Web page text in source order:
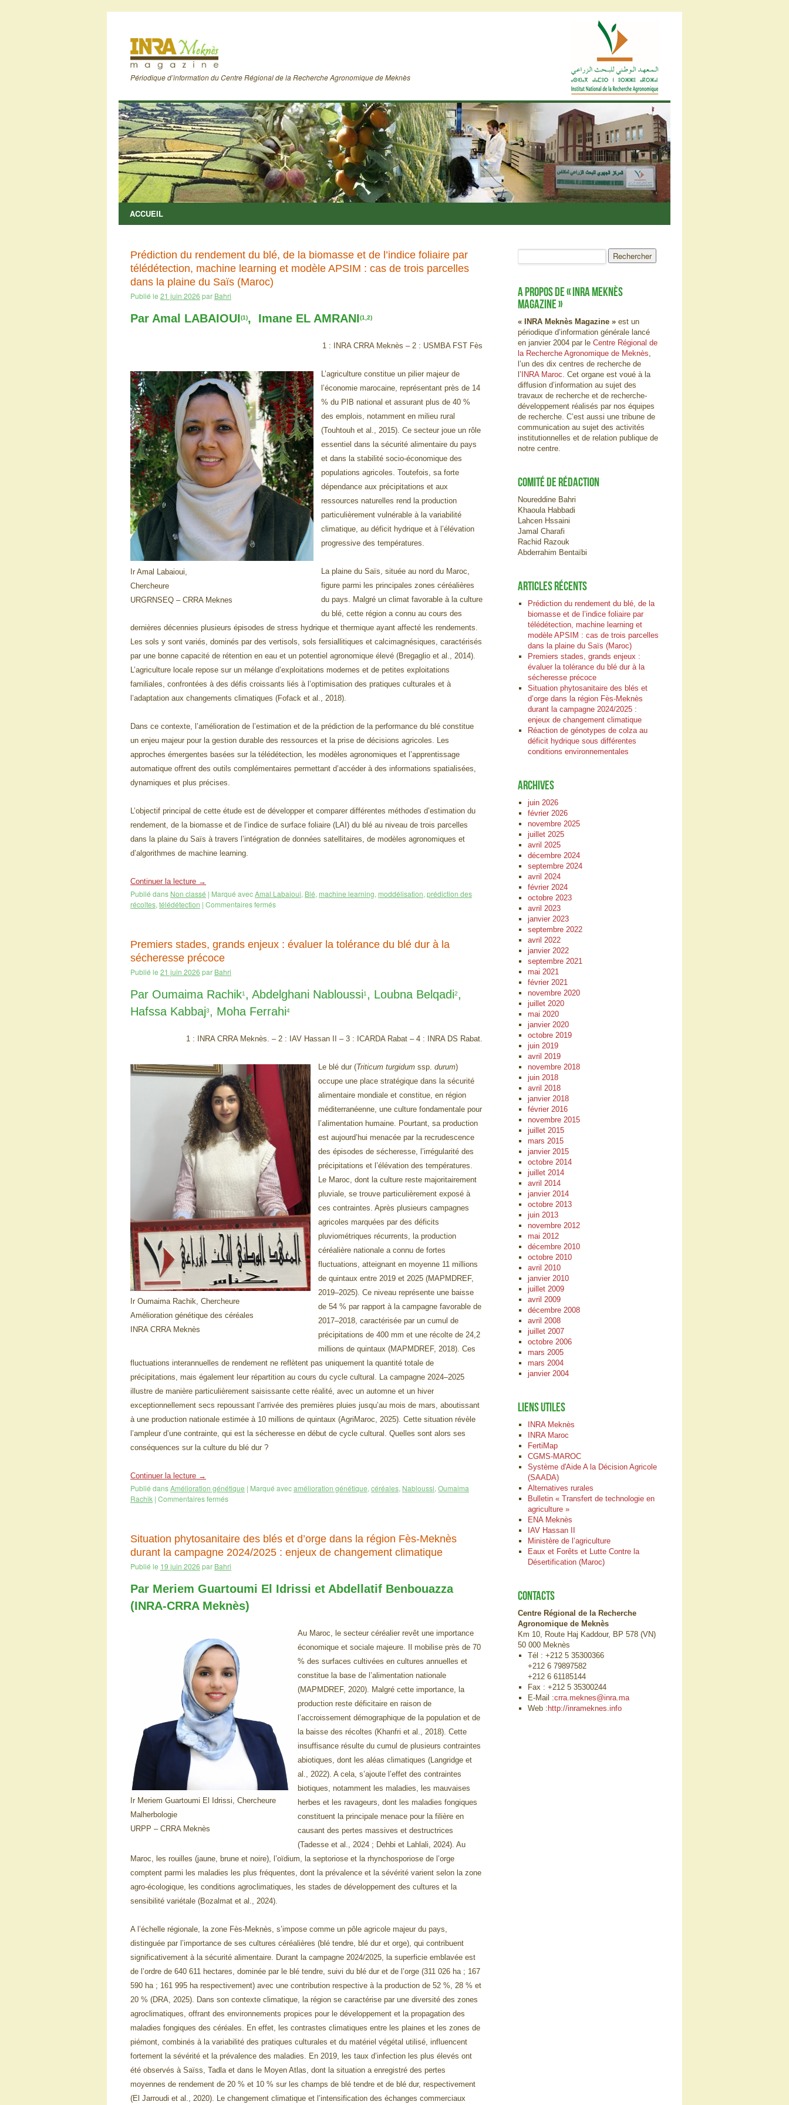
Périodique d’information du Centre Régional de la Recherche Agronomique de Meknès
ACCUEIL
Prédiction du rendement du blé, de la biomasse et de l’indice foliaire par
télédétection, machine learning et modèle APSIM : cas de trois parcelles
dans la plaine du Saïs (Maroc)
Publié le 21 juin 2026 par Bahri
Par Amal LABAIOUI(1), Imane EL AMRANI(1,2)
1 : INRA CRRA Meknès – 2 : USMBA FST Fès
Ir Amal Labaioui,
Chercheure
URGRNSEQ – CRRA Meknes
L’agriculture constitue un pilier majeur de
l’économie marocaine, représentant près de 14
% du PIB national et assurant plus de 40 %
des emplois, notamment en milieu rural
(Touhtouh et al., 2015). Ce secteur joue un rôle
essentiel dans la sécurité alimentaire du pays
et dans la stabilité socio-économique des
populations agricoles. Toutefois, sa forte
dépendance aux précipitations et aux
ressources naturelles rend la production
particulièrement vulnérable à la variabilité
climatique, au déficit hydrique et à l’élévation
progressive des températures.
La plaine du Saïs, située au nord du Maroc,
figure parmi les principales zones céréalières
du pays. Malgré un climat favorable à la culture
du blé, cette région a connu au cours des
dernières décennies plusieurs épisodes de stress hydrique et thermique ayant affecté les rendements.
Les sols y sont variés, dominés par des vertisols, sols fersiallitiques et calcimagnésiques, caractérisés
par une bonne capacité de rétention en eau et un potentiel agronomique élevé (Bregaglio et al., 2014).
L’agriculture locale repose sur un mélange d’exploitations modernes et de petites exploitations
familiales, confrontées à des défis croissants liés à l’optimisation des pratiques culturales et à
l’adaptation aux changements climatiques (Fofack et al., 2018).
Dans ce contexte, l’amélioration de l’estimation et de la prédiction de la performance du blé constitue
un enjeu majeur pour la gestion durable des ressources et la prise de décisions agricoles. Les
approches émergentes basées sur la télédétection, les modèles agronomiques et l’apprentissage
automatique offrent des outils complémentaires permettant d’accéder à des informations spatialisées,
dynamiques et plus précises.
L’objectif principal de cette étude est de développer et comparer différentes méthodes d’estimation du
rendement, de la biomasse et de l’indice de surface foliaire (LAI) du blé au niveau de trois parcelles
dans la plaine du Saïs à travers l’intégration de données satellitaires, de modèles agronomiques et
d’algorithmes de machine learning.
Continuer la lecture →
Publié dans Non classé | Marqué avecAmal Labaioui, Blé, machine learning, moddélisation, prédiction des
récoltes, télédétection | Commentaires fermés
Premiers stades, grands enjeux : évaluer la tolérance du blé dur à la
sécheresse précoce
Publié le 21 juin 2026 par Bahri
Par Oumaima Rachik1 , Abdelghani Nabloussi1 , Loubna Belqadi2,
Hafssa Kabbaj3, Moha Ferrahi4
1 : INRA CRRA Meknès. – 2 : IAV Hassan II – 3 : ICARDA Rabat – 4 : INRA DS Rabat.
Ir Oumaima Rachik, Chercheure
Amélioration génétique des céréales
INRA CRRA Meknès
Le blé dur (Triticum turgidum ssp. durum)
occupe une place stratégique dans la sécurité
alimentaire mondiale et constitue, en région
méditerranéenne, une culture fondamentale pour
l’alimentation humaine. Pourtant, sa production
est aujourd’hui menacée par la recrudescence
des épisodes de sécheresse, l’irrégularité des
précipitations et l’élévation des températures.
Le Maroc, dont la culture reste majoritairement
pluviale, se trouve particulièrement exposé à
ces contraintes. Après plusieurs campagnes
agricoles marquées par des déficits
pluviométriques récurrents, la production
céréalière nationale a connu de fortes
fluctuations, atteignant en moyenne 11 millions
de quintaux entre 2019 et 2025 (MAPMDREF,
2019–2025). Ce niveau représente une baisse
de 54 % par rapport à la campagne favorable de
2017–2018, caractérisée par un cumul de
précipitations de 400 mm et une récolte de 24,2
millions de quintaux (MAPMDREF, 2018). Ces
fluctuations interannuelles de rendement ne reflètent pas uniquement la quantité totale de
précipitations, mais également leur répartition au cours du cycle cultural. La campagne 2024–2025
illustre de manière particulièrement saisissante cette réalité, avec un automne et un hiver
exceptionnellement secs repoussant l’arrivée des premières pluies jusqu’au mois de mars, aboutissant
à une production nationale estimée à 10 millions de quintaux (AgriMaroc, 2025). Cette situation révèle
l’ampleur d’une contrainte, qui est la sécheresse en début de cycle cultural. Quelles sont alors ses
conséquences sur la culture du blé dur ?
Continuer la lecture →
Publié dansAmélioration génétique | Marqué avecamélioration génétique, céréales, Nabloussi, Oumaima
Rachik | Commentaires fermés
Situation phytosanitaire des blés et d’orge dans la région Fès-Meknès
durant la campagne 2024/2025 : enjeux de changement climatique
Publié le 19 juin 2026 par Bahri
Par Meriem Guartoumi El Idrissi et Abdellatif Benbouazza
(INRA-CRRA Meknès)
Ir Meriem Guartoumi El Idrissi, Chercheure
Malherbologie
URPP – CRRA Meknès
Au Maroc, le secteur céréalier revêt une importance
économique et sociale majeure. Il mobilise près de 70
% des surfaces cultivées en cultures annuelles et
constitue la base de l’alimentation nationale
(MAPMDREF, 2020). Malgré cette importance, la
production reste déficitaire en raison de
l’accroissement démographique de la population et de
la baisse des récoltes (Khanfri et al., 2018). Cette
insuffisance résulte du cumul de plusieurs contraintes
abiotiques, dont les aléas climatiques (Langridge et
al., 2022). A cela, s’ajoute l’effet des contraintes
biotiques, notamment les maladies, les mauvaises
herbes et les ravageurs, dont les maladies fongiques
constituent la principale menace pour la filière en
causant des pertes massives et destructrices
(Tadesse et al., 2024 ; Dehbi et Lahlali, 2024). Au
Maroc, les rouilles (jaune, brune et noire), l’oïdium, la septoriose et la rhynchosporiose de l’orge
comptent parmi les maladies les plus fréquentes, dont la prévalence et la sévérité varient selon la zone
agro-écologique, les conditions agroclimatiques, les stades de développement des cultures et la
sensibilité variétale (Bozalmat et al., 2024).
A l’échelle régionale, la zone Fès‑Meknès, s’impose comme un pôle agricole majeur du pays,
distinguée par l’importance de ses cultures céréalières (blé tendre, blé dur et orge), qui contribuent
significativement à la sécurité alimentaire. Durant la campagne 2024/2025, la superficie emblavée est
de l’ordre de 640 611 hectares, dominée par le blé tendre, suivi du blé dur et de l’orge (311 026 ha ; 167
590 ha ; 161 995 ha respectivement) avec une contribution respective à la production de 52 %, 28 % et
20 % (DRA, 2025). Dans son contexte climatique, la région se caractérise par une diversité des zones
agroclimatiques, offrant des environnements propices pour le développement et la propagation des
maladies fongiques des céréales. En effet, les contrastes climatiques entre les plaines et les zones de
piémont, combinés à la variabilité des pratiques culturales et du matériel végétal utilisé, influencent
fortement la sévérité et la prévalence des maladies. En 2019, les taux d’infection les plus élevés ont
été observés à Saïss, Tadla et dans le Moyen Atlas, dont la situation a enregistré des pertes
moyennes de rendement de 20 % et 10 % sur les champs de blé tendre et de blé dur, respectivement
(El Jarroudi et al., 2020). Le changement climatique et l’intensification des échanges commerciaux
A PROPOS DE « INRA MEKNÈS
MAGAZINE »
« INRA Meknès Magazine » est un
périodique d’information générale lancé
en janvier 2004 par le Centre Régional de
la Recherche Agronomique de Meknès,
l’un des dix centres de recherche de
l’ INRA Maroc. Cet organe est voué à la
diffusion d’information au sujet des
travaux de recherche et de recherche-
développement réalisés par nos équipes
de recherche. C’est aussi une tribune de
communication au sujet des activités
institutionnelles et de relation publique de
notre centre.
COMITÉ DE RÉDACTION
Noureddine Bahri
Khaoula Habbadi
Lahcen Hssaini
Jamal Charafi
Rachid Razouk
Abderrahim Bentaïbi
ARTICLES RÉCENTS
Prédiction du rendement du blé, de la
biomasse et de l’indice foliaire par
télédétection, machine learning et
modèle APSIM : cas de trois parcelles
dans la plaine du Saïs (Maroc)
Premiers stades, grands enjeux :
évaluer la tolérance du blé dur à la
sécheresse précoce
Situation phytosanitaire des blés et
d’orge dans la région Fès-Meknès
durant la campagne 2024/2025 :
enjeux de changement climatique
Réaction de génotypes de colza au
déficit hydrique sous différentes
conditions environnementales
ARCHIVES
juin 2026
février 2026
novembre 2025
juillet 2025
avril 2025
décembre 2024
septembre 2024
avril 2024
février 2024
octobre 2023
avril 2023
janvier 2023
septembre 2022
avril 2022
janvier 2022
septembre 2021
mai 2021
février 2021
novembre 2020
juillet 2020
mai 2020
janvier 2020
octobre 2019
juin 2019
avril 2019
novembre 2018
juin 2018
avril 2018
janvier 2018
février 2016
novembre 2015
juillet 2015
mars 2015
janvier 2015
octobre 2014
juillet 2014
avril 2014
janvier 2014
octobre 2013
juin 2013
novembre 2012
mai 2012
décembre 2010
octobre 2010
avril 2010
janvier 2010
juillet 2009
avril 2009
décembre 2008
avril 2008
juillet 2007
octobre 2006
mars 2005
mars 2004
janvier 2004
LIENS UTILES
INRA Meknès
INRA Maroc
FertiMap
CGMS-MAROC
Système d'Aide A la Décision Agricole
(SAADA)
Alternatives rurales
Bulletin « Transfert de technologie en
agriculture »
ENA Meknès
IAV Hassan II
Ministère de l’agriculture
Eaux et Forêts et Lutte Contre la
Désertification (Maroc)
CONTACTS
Centre Régional de la Recherche
Agronomique de Meknès
Km 10, Route Haj Kaddour, BP 578 (VN)
50 000 Meknès
Tél : +212 5 35300366
+212 6 79897582
+212 6 61185144
Fax : +212 5 35300244
E-Mail :crra.meknes@inra.ma
Web : http://inrameknes.info